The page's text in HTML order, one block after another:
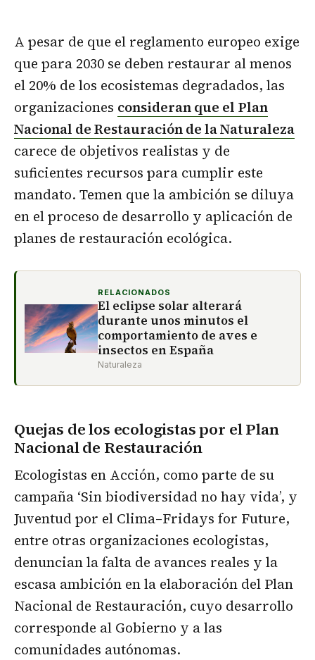
A pesar de que el reglamento europeo exige
que para 2030 se deben restaurar al menos
el 20% de los ecosistemas degradados, las
organizaciones consideran que el Plan
Nacional de Restauración de la Naturaleza
carece de objetivos realistas y de
suficientes recursos para cumplir este
mandato. Temen que la ambición se diluya
en el proceso de desarrollo y aplicación de
planes de restauración ecológica.
RELACIONADOS
El eclipse solar alterará
durante unos minutos el
comportamiento de aves e
insectos en España
Naturaleza
Quejas de los ecologistas por el Plan
Nacional de Restauración
Ecologistas en Acción, como parte de su
campaña ‘Sin biodiversidad no hay vida’, y
Juventud por el Clima–Fridays for Future,
entre otras organizaciones ecologistas,
denuncian la falta de avances reales y la
escasa ambición en la elaboración del Plan
Nacional de Restauración, cuyo desarrollo
corresponde al Gobierno y a las
comunidades autónomas.